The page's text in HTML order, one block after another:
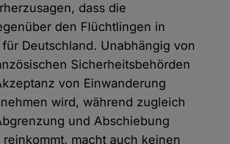
dass die
den Flüchtlingen in
Deutschland. Unabhängig von
Sicherheitsbehörden
von Einwanderung
wird, während zugleich
und Abschiebung
macht auch keinen